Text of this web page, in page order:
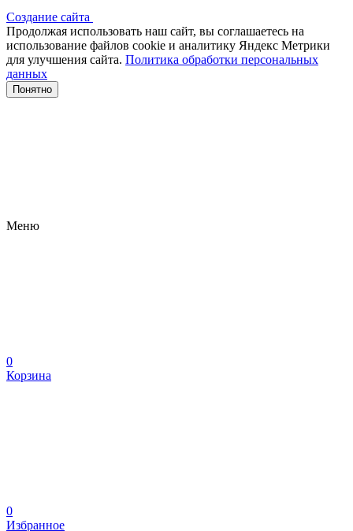
Создание сайта
Продолжая использовать наш сайт, вы соглашаетесь на
использование файлов сооkіе и аналитику Яндекс Метрики
для улучшения сайта. Политика обработки персональных
данных
Понятно
Меню
0
Корзина
0
Избранное